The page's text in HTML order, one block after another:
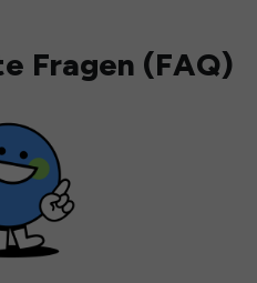
Fragen (FAQ)